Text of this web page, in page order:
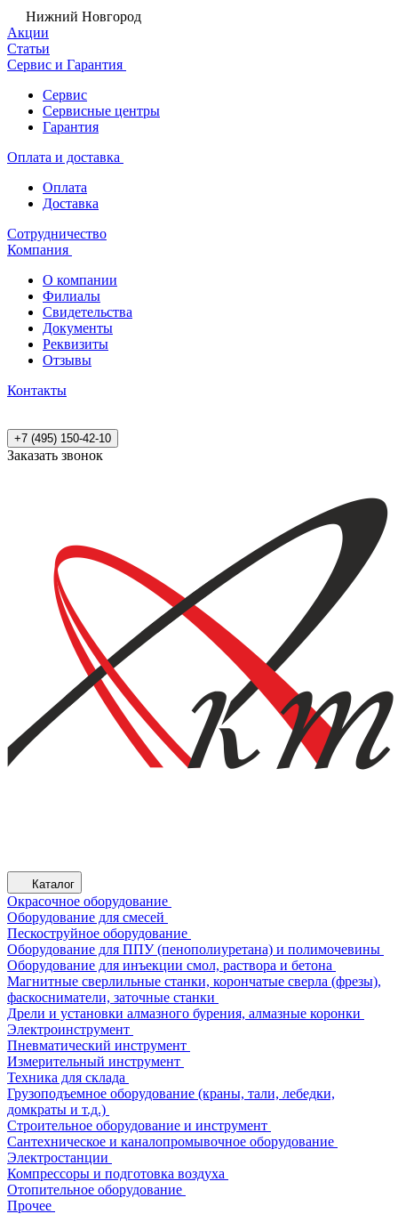
Нижний Новгород
Акции
Статьи
Сервис и Гарантия
Сервис
Сервисные центры
Гарантия
Оплата и доставка
Оплата
Доставка
Сотрудничество
Компания
О компании
Филиалы
Свидетельства
Документы
Реквизиты
Отзывы
Контакты
+7 (495) 150-42-10
Заказать звонок
Каталог
Окрасочное оборудование
Оборудование для смесей
Пескоструйное оборудование
Оборудование для ППУ (пенополиуретана) и полимочевины
Оборудование для инъекции смол, раствора и бетона
Магнитные сверлильные станки, корончатые сверла (фрезы),
фаскосниматели, заточные станки
Дрели и установки алмазного бурения, алмазные коронки
Электроинструмент
Пневматический инструмент
Измерительный инструмент
Техника для склада
Грузоподъемное оборудование (краны, тали, лебедки,
домкраты и т.д.)
Строительное оборудование и инструмент
Сантехническое и каналопромывочное оборудование
Электростанции
Компрессоры и подготовка воздуха
Отопительное оборудование
Прочее